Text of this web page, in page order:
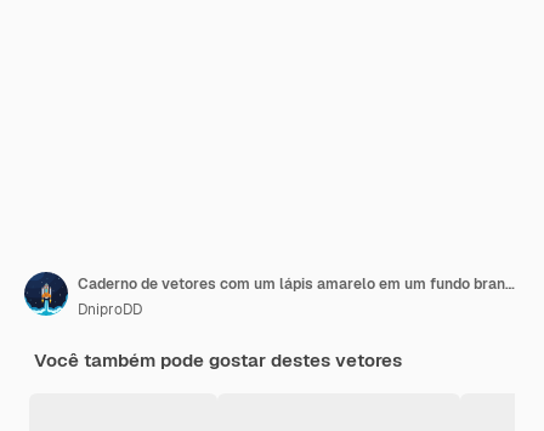
Caderno de vetores com um lápis amarelo em um fundo branco
DniproDD
Você também pode gostar destes vetores